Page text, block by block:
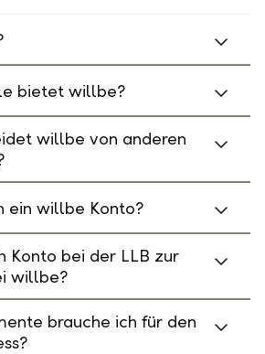
bietet willbe?
willbe von anderen
ein willbe Konto?
Konto bei der LLB zur
willbe?
brauche ich für den